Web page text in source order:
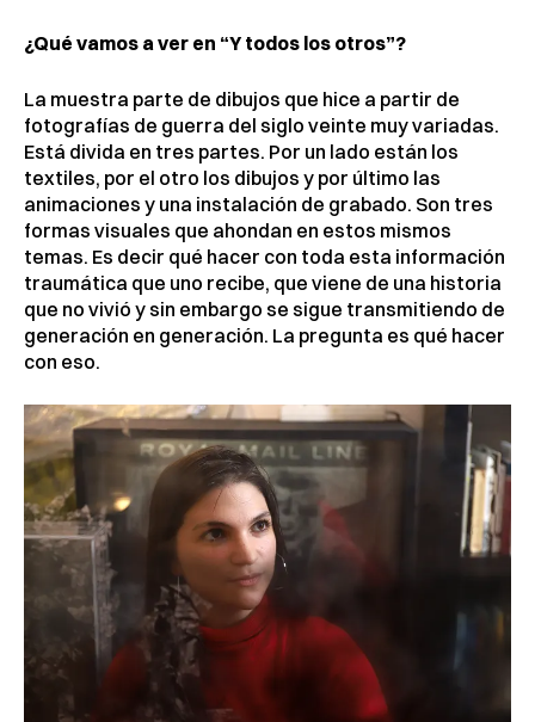
¿Qué vamos a ver en “Y todos los otros”?
La muestra parte de dibujos que hice a partir de
fotografías de guerra del siglo veinte muy variadas.
Está divida en tres partes. Por un lado están los
textiles, por el otro los dibujos y por último las
animaciones y una instalación de grabado. Son tres
formas visuales que ahondan en estos mismos
temas. Es decir qué hacer con toda esta información
traumática que uno recibe, que viene de una historia
que no vivió y sin embargo se sigue transmitiendo de
generación en generación. La pregunta es qué hacer
con eso.